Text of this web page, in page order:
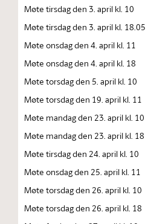
Møte tirsdag den 3. april kl. 10
Møte tirsdag den 3. april kl. 18.05
Møte onsdag den 4. april kl. 11
Møte onsdag den 4. april kl. 18
Møte torsdag den 5. april kl. 10
Møte torsdag den 19. april kl. 11
Møte mandag den 23. april kl. 10
Møte mandag den 23. april kl. 18
Møte tirsdag den 24. april kl. 10
Møte onsdag den 25. april kl. 11
Møte torsdag den 26. april kl. 10
Møte torsdag den 26. april kl. 18